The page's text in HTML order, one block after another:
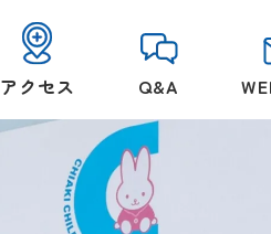
アクセス Q&A